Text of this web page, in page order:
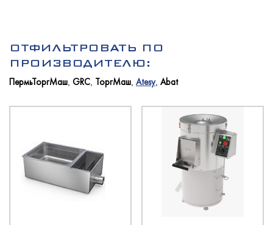
Для покупателей
ОТФИЛЬТРОВАТЬ ПО
ПРОИЗВОДИТЕЛЮ:
ПермьТоргМаш GRC ТоргМаш Atesy, Abat